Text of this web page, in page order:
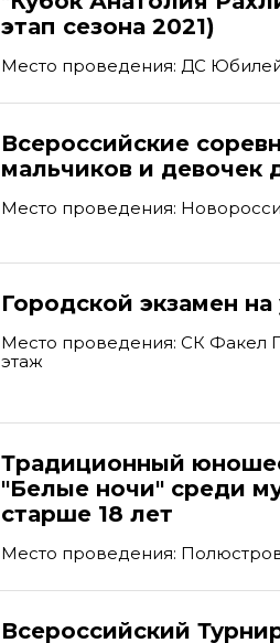
этап сезона 2021)
Место проведения: ДС
Всероссийские
мальчиков и девочек
Место проведения:
Городской экзамен
Место проведения: СК Факел
этаж
Традиционный
"Белые ночи" среди
старше 18 лет
Место проведения:
Всероссийский